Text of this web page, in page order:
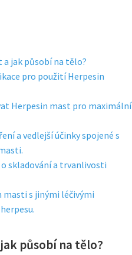
a jak působí na tělo?
pro použití Herpesin
Herpesin mast pro maximální
a vedlejší účinky spojené s
skladování a trvanlivosti
masti s jinými léčivými
působí na tělo?